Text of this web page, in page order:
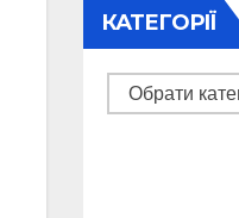
КАТЕГОРІЇ
Категорії